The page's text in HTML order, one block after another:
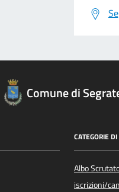
Comune di
CATEGORIE
Albo
iscrizioni/